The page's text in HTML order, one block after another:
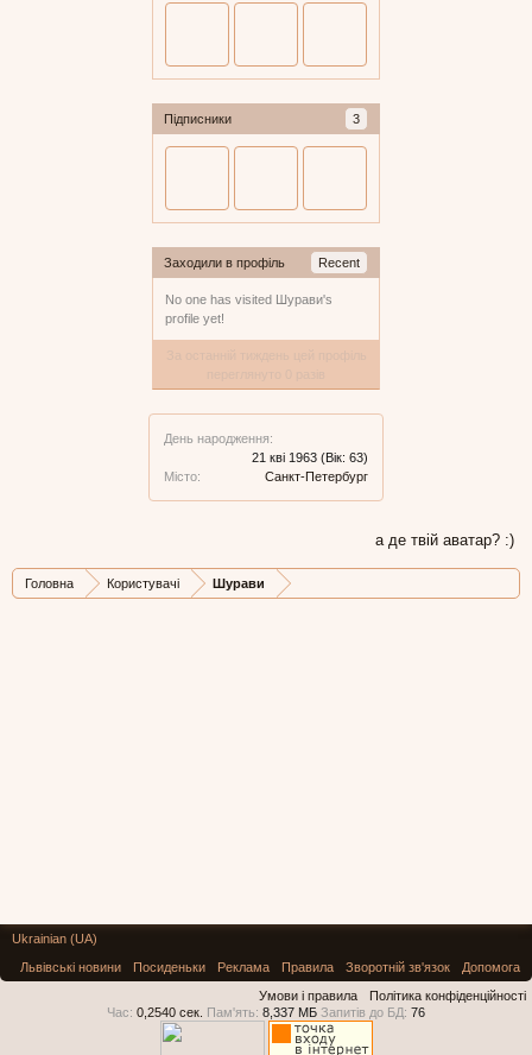
Підписники 3
Заходили в профіль Recent
No one has visited Шурави's
profile yet!
День народження:
21 кві 1963 (Вік: 63)
Місто:
Санкт-Петербург
а де твій аватар? :)
Головна Користувачі Шурави
Ukrainian (UA)
Львівські новини
Посиденьки Реклама Правила Зворотній зв'язок
Допомога
Умови і правила
Політика конфіденційності
Час: 0,2540 сек. Пам'ять: 8,337 МБ Запитів до БД: 76